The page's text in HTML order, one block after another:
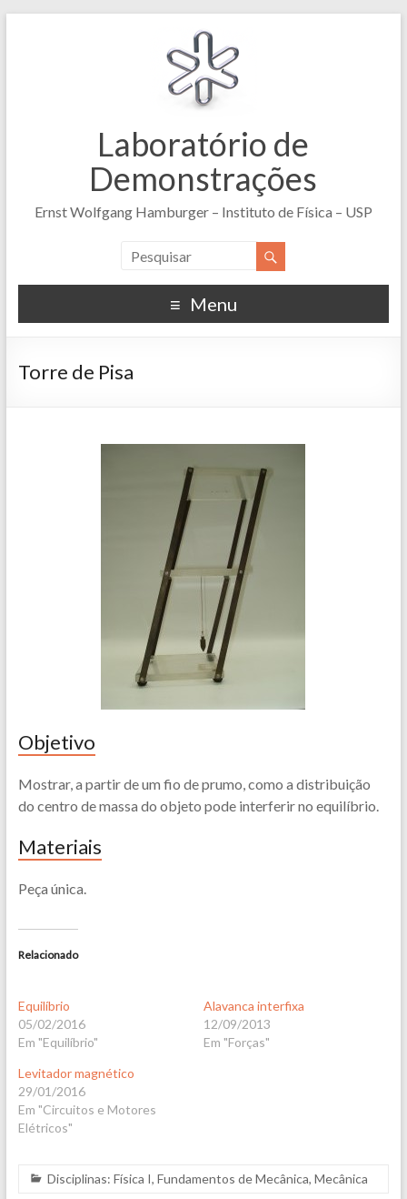
Laboratório de
Demonstrações
Ernst Wolfgang Hamburger – Instituto de Física – USP
Menu
Torre de Pisa
Objetivo
Mostrar, a partir de um fio de prumo, como a distribuição
do centro de massa do objeto pode interferir no equilíbrio.
Materiais
Peça única.
Relacionado
Equilíbrio
05/02/2016
Em "Equilíbrio"
Alavanca interfixa
12/09/2013
Em "Forças"
Levitador magnético
29/01/2016
Em "Circuitos e Motores
Elétricos"
Disciplinas: Física I, Fundamentos de Mecânica, Mecânica